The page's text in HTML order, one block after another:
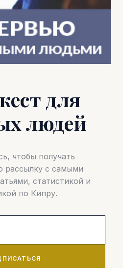
для
людей
чтобы получать
рассылку с самыми
статистикой и
по Кипру.